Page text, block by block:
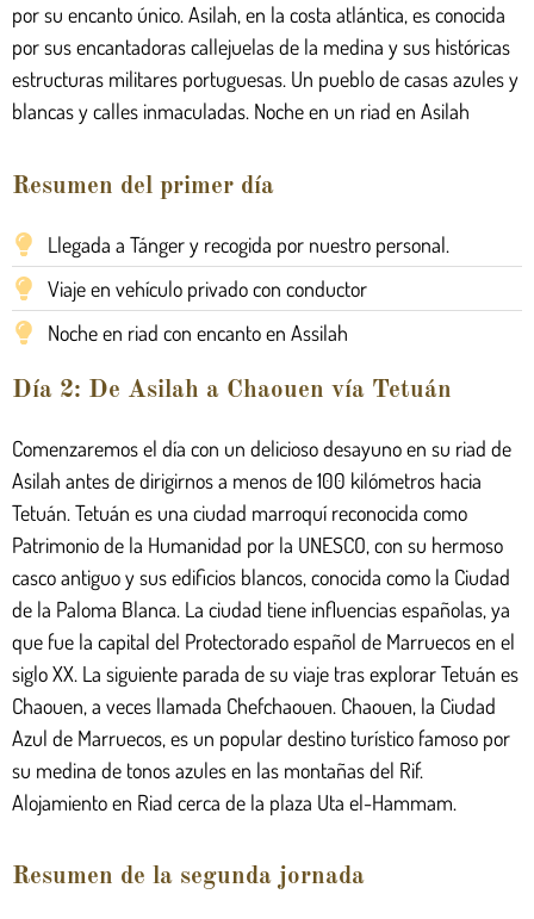
por su encanto único. Asilah, en la costa atlántica, es conocida
por sus encantadoras callejuelas de la medina y sus históricas
estructuras militares portuguesas. Un pueblo de casas azules y
blancas y calles inmaculadas. Noche en un riad en Asilah
Resumen del primer día
Llegada a Tánger y recogida por nuestro personal.
Viaje en vehículo privado con conductor
Noche en riad con encanto en Assilah
Día 2: De Asilah a Chaouen vía Tetuán
Comenzaremos el día con un delicioso desayuno en su riad de
Asilah antes de dirigirnos a menos de 100 kilómetros hacia
Tetuán. Tetuán es una ciudad marroquí reconocida como
Patrimonio de la Humanidad por la UNESCO, con su hermoso
casco antiguo y sus edificios blancos, conocida como la Ciudad
de la Paloma Blanca. La ciudad tiene influencias españolas, ya
que fue la capital del Protectorado español de Marruecos en el
siglo XX. La siguiente parada de su viaje tras explorar Tetuán es
Chaouen, a veces llamada Chefchaouen. Chaouen, la Ciudad
Azul de Marruecos, es un popular destino turístico famoso por
su medina de tonos azules en las montañas del Rif.
Alojamiento en Riad cerca de la plaza Uta el-Hammam.
Resumen de la segunda jornada